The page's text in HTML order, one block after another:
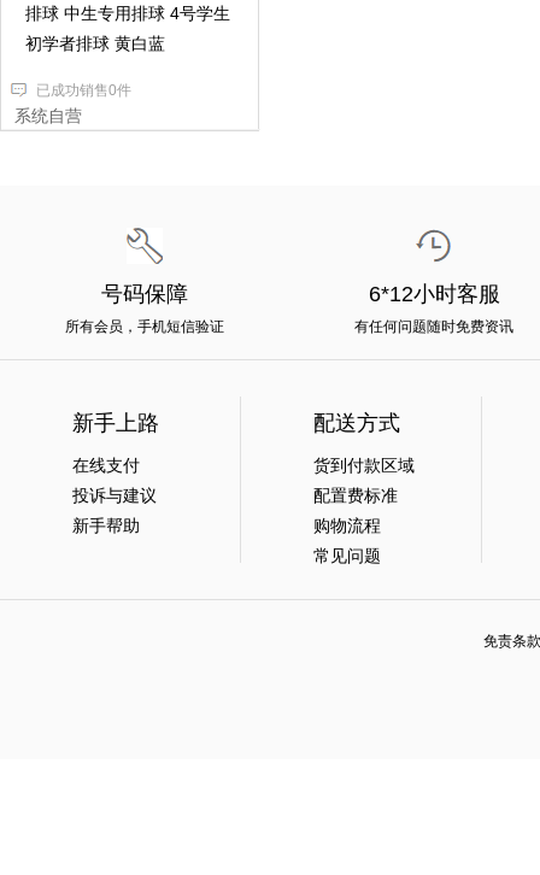
排球 中生专用排球 4号学生
初学者排球 黄白蓝
已成功销售0件
系统自营
号码保障
所有会员，手机短信验证
6*12小时客服
有任何问题随时免费资讯
新手上路
在线支付
投诉与建议
新手帮助
配送方式
货到付款区域
配置费标准
购物流程
常见问题
免责条款